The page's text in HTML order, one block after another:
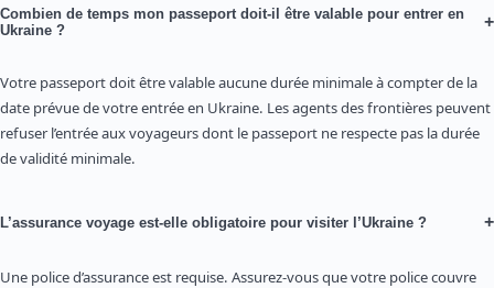
Combien de temps mon passeport doit-il être valable pour entrer en
Ukraine ?
+
Votre passeport doit être valable aucune durée minimale à compter de la
date prévue de votre entrée en Ukraine. Les agents des frontières peuvent
refuser l’entrée aux voyageurs dont le passeport ne respecte pas la durée
de validité minimale.
L’assurance voyage est-elle obligatoire pour visiter l’Ukraine ? +
Une police d’assurance est requise. Assurez-vous que votre police couvre